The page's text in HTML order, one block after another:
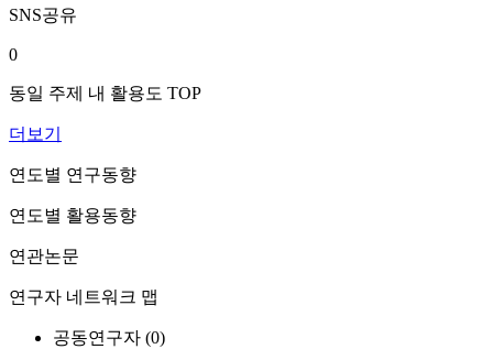
SNS공유
0
동일 주제 내 활용도 TOP
더보기
연도별 연구동향
연도별 활용동향
연관논문
연구자 네트워크 맵
공동연구자 (0)